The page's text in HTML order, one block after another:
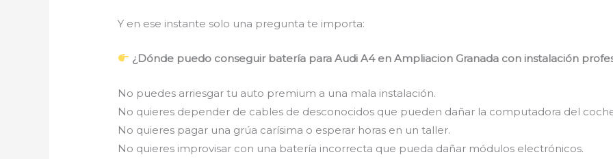
Y en ese instante solo una pregunta te importa:
¿Dónde puedo conseguir batería para Audi A4 en Ampliacion Granada con instalación
No puedes arriesgar tu auto premium a una mala instalación.
No quieres depender de cables de desconocidos que pueden dañar la computadora del
No quieres pagar una grúa carísima o esperar horas en un taller.
No quieres improvisar con una batería incorrecta que pueda dañar módulos electrónicos.